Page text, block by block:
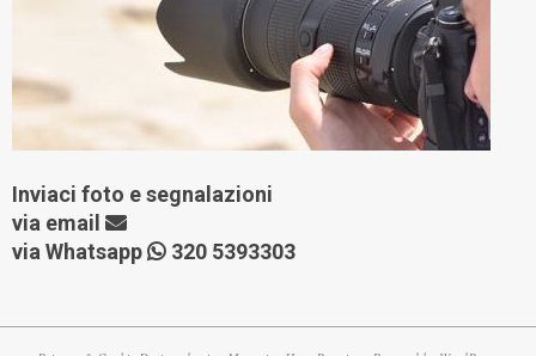
Inviaci foto e segnalazioni
via email
via Whatsapp
320 5393303